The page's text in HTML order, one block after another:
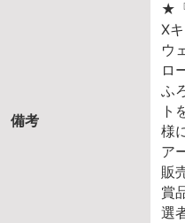
備考
★
X
ウ
ロ
ふ
ト
様
ア
販
賞
選